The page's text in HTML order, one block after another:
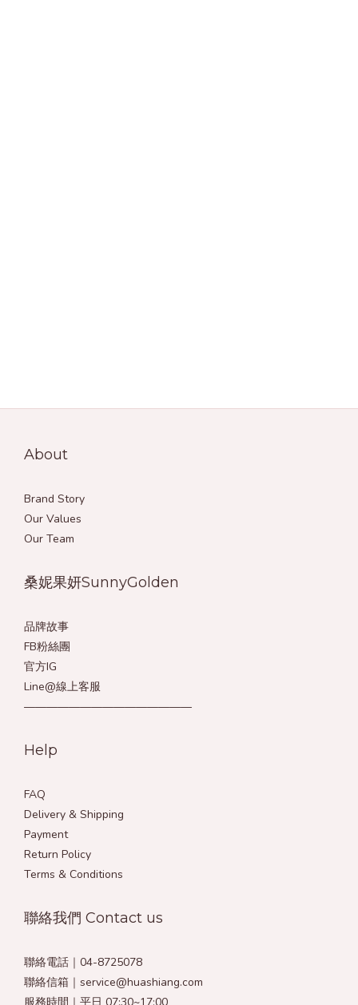
About
Brand Story
Our Values
Our Team
桑妮果妍SunnyGolden
品牌故事
FB粉絲團
官方IG
Line@線上客服
———————————————
Help
FAQ
Delivery & Shipping
Payment
Return Policy
Terms & Conditions
聯絡我們 Contact us
聯絡電話｜04-8725078
聯絡信箱｜service@huashiang.com